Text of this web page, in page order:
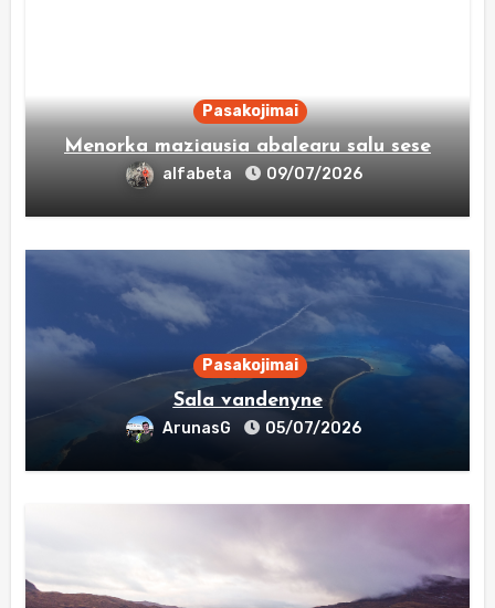
Pasakojimai
Menorka maziausia abalearu salu sese
alfabeta 09/07/2026
Pasakojimai
Sala vandenyne
ArunasG 05/07/2026